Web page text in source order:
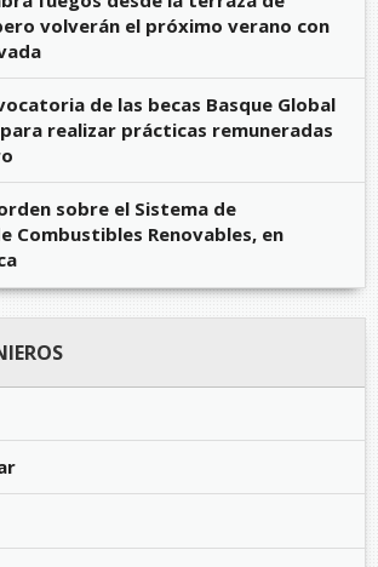
volverán el próximo verano con
de las becas Basque Global
realizar prácticas remuneradas
sobre el Sistema de
Combustibles Renovables, en